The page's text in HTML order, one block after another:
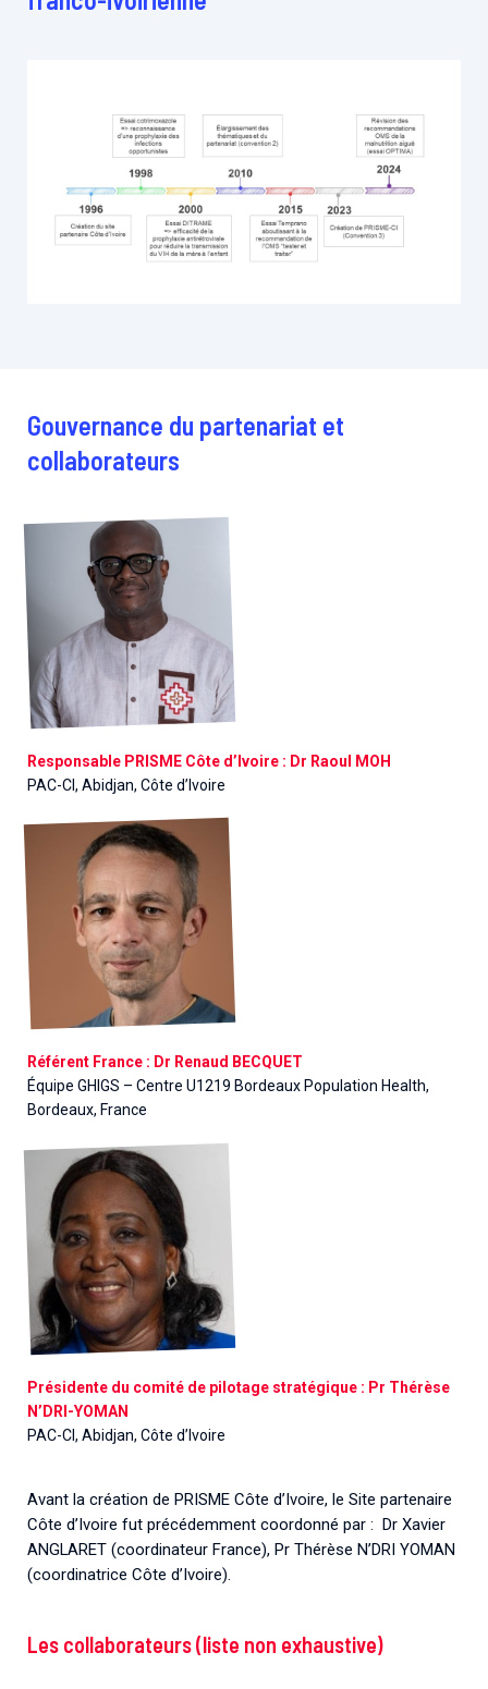
Gouvernance du partenariat et
collaborateurs
Responsable PRISME Côte d’Ivoire : Dr Raoul MOH
PAC-CI, Abidjan, Côte d’Ivoire
Référent France : Dr Renaud BECQUET
Équipe GHIGS – Centre U1219 Bordeaux Population Health,
Bordeaux, France
Présidente du comité de pilotage stratégique : Pr Thérèse
N’DRI-YOMAN
PAC-CI, Abidjan, Côte d’Ivoire
Avant la création de PRISME Côte d’Ivoire, le Site partenaire
Côte d’Ivoire fut précédemment coordonné par : Dr Xavier
ANGLARET (coordinateur France), Pr Thérèse N’DRI YOMAN
(coordinatrice Côte d’Ivoire).
Les collaborateurs (liste non exhaustive)